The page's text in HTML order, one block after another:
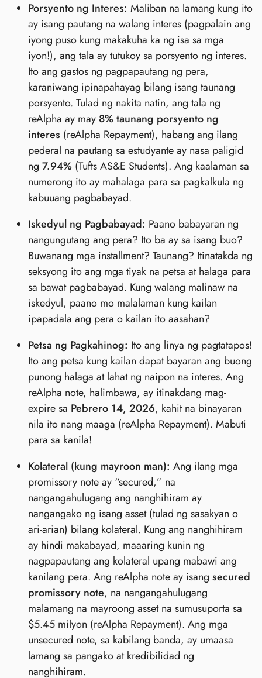
Porsyento ng Interes: Maliban na lamang kung ito
ay isang pautang na walang interes (pagpalain ang
iyong puso kung makakuha ka ng isa sa mga
iyon!), ang tala ay tutukoy sa porsyento ng interes.
Ito ang gastos ng pagpapautang ng pera,
karaniwang ipinapahayag bilang isang taunang
porsyento. Tulad ng nakita natin, ang tala ng
reAlpha ay may 8% taunang porsyento ng
interes (reAlpha Repayment), habang ang ilang
pederal na pautang sa estudyante ay nasa paligid
ng 7.94% (Tufts AS&E Students). Ang kaalaman sa
numerong ito ay mahalaga para sa pagkalkula ng
kabuuang pagbabayad.
Iskedyul ng Pagbabayad: Paano babayaran ng
nangungutang ang pera? Ito ba ay sa isang buo?
Buwanang mga installment? Taunang? Itinatakda ng
seksyong ito ang mga tiyak na petsa at halaga para
sa bawat pagbabayad. Kung walang malinaw na
iskedyul, paano mo malalaman kung kailan
ipapadala ang pera o kailan ito aasahan?
Petsa ng Pagkahinog: Ito ang linya ng pagtatapos!
Ito ang petsa kung kailan dapat bayaran ang buong
punong halaga at lahat ng naipon na interes. Ang
reAlpha note, halimbawa, ay itinakdang mag-
expire sa Pebrero 14, 2026, kahit na binayaran
nila ito nang maaga (reAlpha Repayment). Mabuti
para sa kanila!
Kolateral (kung mayroon man): Ang ilang mga
promissory note ay “secured,” na
nangangahulugang ang nanghihiram ay
nangangako ng isang asset (tulad ng sasakyan o
ari-arian) bilang kolateral. Kung ang nanghihiram
ay hindi makabayad, maaaring kunin ng
nagpapautang ang kolateral upang mabawi ang
kanilang pera. Ang reAlpha note ay isang secured
promissory note, na nangangahulugang
malamang na mayroong asset na sumusuporta sa
$5.45 milyon (reAlpha Repayment). Ang mga
unsecured note, sa kabilang banda, ay umaasa
lamang sa pangako at kredibilidad ng
nanghihiram.